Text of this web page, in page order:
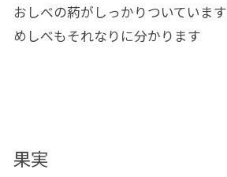
おしべの葯がしっかりついています
めしべもそれなりに分かります
果実